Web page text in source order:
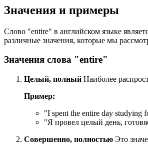
Значения и примеры
Слово "entire" в английском языке
различные значения, которые мы
Значения слова "entire"
Целый, полный Наиболее
Пример:
"I spent the entire day studying
"Я провел целый день,
Совершенно, полностью Это